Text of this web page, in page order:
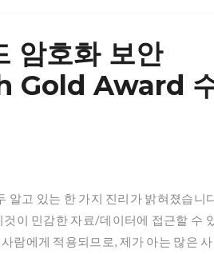
암호화 보안
Gold Award
알고 있는 한 가지 진리가 밝혀졌습니
이 민감한 자료/데이터에 접근할 수
람에게 적용되므로, 제가 아는 많은 사